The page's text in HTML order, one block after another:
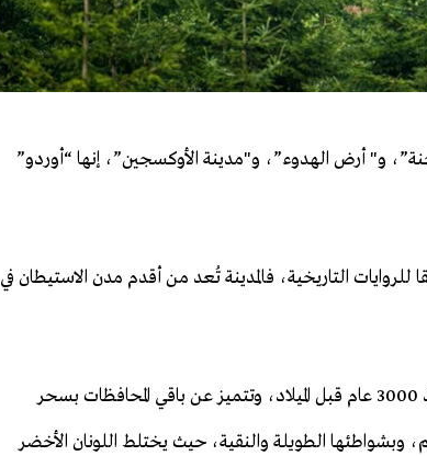
و" أرض الهدوء”، و"مدينة الأوكسجين”، إنها “أوردو”
التاريخية، فالمدينة تُعد من أقدم مدن الاستيطان في
وتشير بعض المراجع التاريخية، إلى أن الإنسان سكن “أوردو” منذ 3000 عام قبل الميلاد، وتتميز عن باقي المحافظات بسحر
وبشواطئها الطويلة والنقية، حيث يختلط اللونان الأخضر